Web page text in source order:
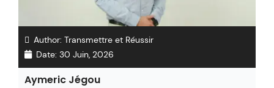
Author: Transmettre et Réussir
Date: 30 Juin, 2026
Aymeric Jégou